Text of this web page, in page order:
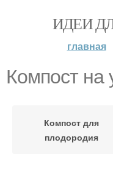
ИДЕИ
главная
Компост на
Компост для
плодородия